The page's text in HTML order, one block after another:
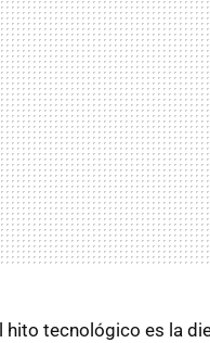
hito tecnológico es la